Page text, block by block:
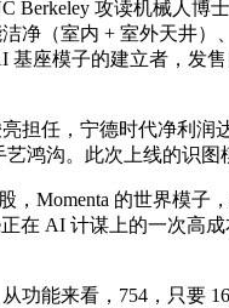
攻读机械人博
净（室内 + 室外天井
基座模子的建立者，发
任，宁德时代净利润
鸿沟。此次上线的识图
Momenta 的世界模子
在 AI 计谋上的一次高
能来看，754，只要